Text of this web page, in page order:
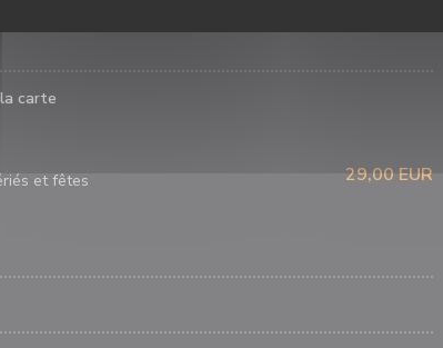
carte
et fêtes
29,00 EUR